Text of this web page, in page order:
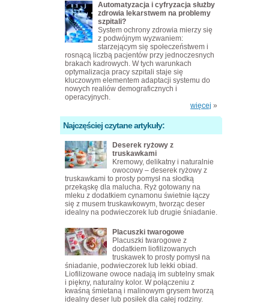
Automatyzacja i cyfryzacja służby
zdrowia lekarstwem na problemy
szpitali?
System ochrony zdrowia mierzy się
z podwójnym wyzwaniem:
starzejącym się społeczeństwem i
rosnącą liczbą pacjentów przy jednoczesnych
brakach kadrowych. W tych warunkach
optymalizacja pracy szpitali staje się
kluczowym elementem adaptacji systemu do
nowych realiów demograficznych i
operacyjnych.
więcej »
Najczęściej czytane artykuły:
Deserek ryżowy z
truskawkami
Kremowy, delikatny i naturalnie
owocowy – deserek ryżowy z
truskawkami to prosty pomysł na słodką
przekąskę dla malucha. Ryż gotowany na
mleku z dodatkiem cynamonu świetnie łączy
się z musem truskawkowym, tworząc deser
idealny na podwieczorek lub drugie śniadanie.
Placuszki twarogowe
Placuszki twarogowe z
dodatkiem liofilizowanych
truskawek to prosty pomysł na
śniadanie, podwieczorek lub lekki obiad.
Liofilizowane owoce nadają im subtelny smak
i piękny, naturalny kolor. W połączeniu z
kwaśną śmietaną i malinowym grysem tworzą
idealny deser lub posiłek dla całej rodziny.